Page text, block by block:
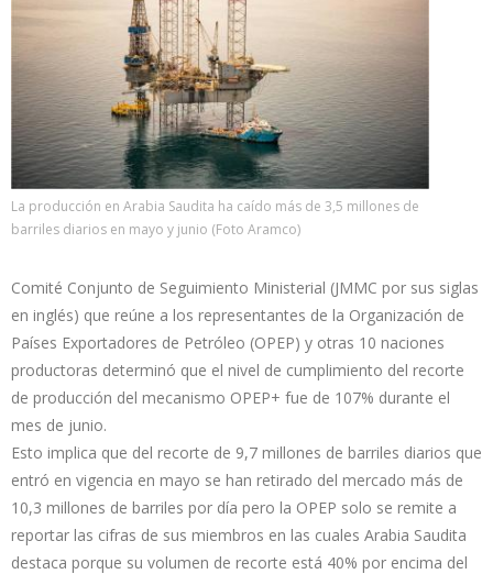
La producción en Arabia Saudita ha caído más de 3,5 millones de
barriles diarios en mayo y junio (Foto Aramco)
Comité Conjunto de Seguimiento Ministerial (JMMC por sus siglas
en inglés) que reúne a los representantes de la Organización de
Países Exportadores de Petróleo (OPEP) y otras 10 naciones
productoras determinó que el nivel de cumplimiento del recorte
de producción del mecanismo OPEP+ fue de 107% durante el
mes de junio.
Esto implica que del recorte de 9,7 millones de barriles diarios que
entró en vigencia en mayo se han retirado del mercado más de
10,3 millones de barriles por día pero la OPEP solo se remite a
reportar las cifras de sus miembros en las cuales Arabia Saudita
destaca porque su volumen de recorte está 40% por encima del